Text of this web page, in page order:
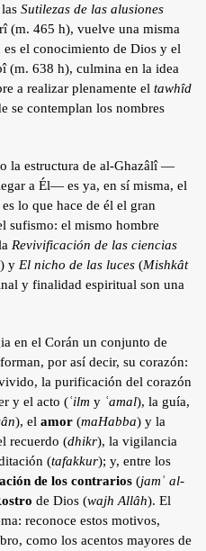
Sutilezas de las alusiones
(m. 465 h), vuelve una misma
el conocimiento de Dios y el
(m. 638 h), culmina en la idea
a realizar plenamente el tawhîd
se contemplan los nombres
la estructura de al-Ghazâlî —
a Él— es ya, en sí misma, el
lo que hace de él el gran
sufismo: el mismo hombre
Revivificación de las ciencias
) y El nicho de las luces (Mishkât
y finalidad espiritual son una
en el Corán un conjunto de
por así decir, su corazón:
la purificación del corazón
y el acto (ʿilm y ʿamal), la guía,
), el amor (maHabba) y la
recuerdo (dhikr), la vigilancia
(tafakkur); y, entre los
de los contrarios (jamʿ al-
de Dios (wajh Allâh). El
reconoce estos motivos,
como los acentos mayores de